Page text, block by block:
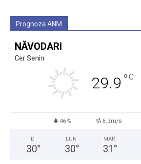
Prognoza ANM
NĂVODARI
Cer Senin
29.9 °C
46% 6.3m/s
D
30°
LUN
30°
MAR
31 °